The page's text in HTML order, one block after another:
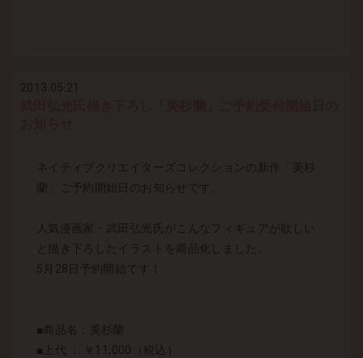
2013.05.21
ネイティブクリエイターズコレクションの新作「美杉
蘭」ご予約開始日のお知らせです。
人気漫画家・武田弘光氏がこんなフィギュアが欲しい
と描き下ろしたイラストを商品化しました。
5月28日予約開始です！
■商品名：美杉蘭
■上代 ： ￥11,000（税込）